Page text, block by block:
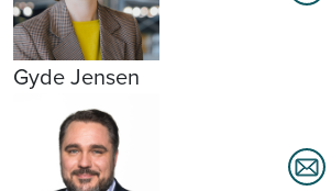
Gyde Jensen